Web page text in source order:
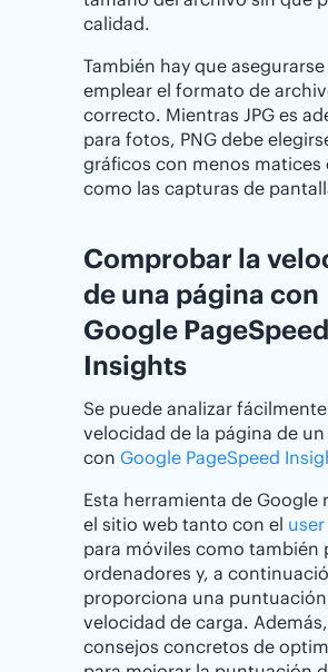
calidad.
También hay que
emplear el formato de
correcto. Mientras JPG es
para fotos, PNG debe
gráficos con menos matices
como las capturas de
Comprobar la
de una página con
Google PageSpeed
Insights
Se puede analizar
velocidad de la página de
con Google PageSpeed
Esta herramienta de Google
el sitio web tanto con el
para móviles como también
ordenadores y, a
proporciona una
velocidad de carga.
consejos concretos de